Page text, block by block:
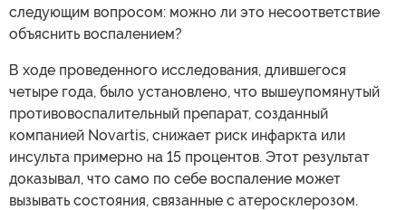
следующим вопросом: можно ли это несоответствие
объяснить воспалением?
В ходе проведенного исследования, длившегося
четыре года, было установлено, что вышеупомянутый
противовоспалительный препарат, созданный
компанией Novartis, снижает риск инфаркта или
инсульта примерно на 15 процентов. Этот результат
доказывал, что само по себе воспаление может
вызывать состояния, связанные с атеросклерозом.